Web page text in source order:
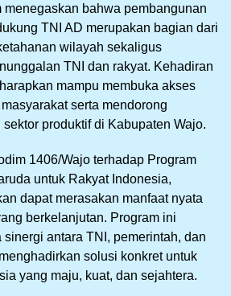
menegaskan bahwa pembangunan
TNI AD merupakan bagian dari
wilayah sekaligus
TNI dan rakyat. Kehadiran
mampu membuka akses
serta mendorong
produktif di Kabupaten Wajo.
1406/Wajo terhadap Program
untuk Rakyat Indonesia,
dapat merasakan manfaat nyata
berkelanjutan. Program ini
antara TNI, pemerintah, dan
solusi konkret untuk
yang maju, kuat, dan sejahtera.